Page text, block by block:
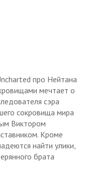
про Нейтана
мечтает о
сэра
сокровища мира
Виктором
Кроме
найти улики,
брата